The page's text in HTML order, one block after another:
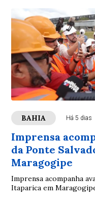
BAHIA Há 5 dias
Imprensa
da Ponte
Maragogipe
Imprensa acompanha
Itaparica em